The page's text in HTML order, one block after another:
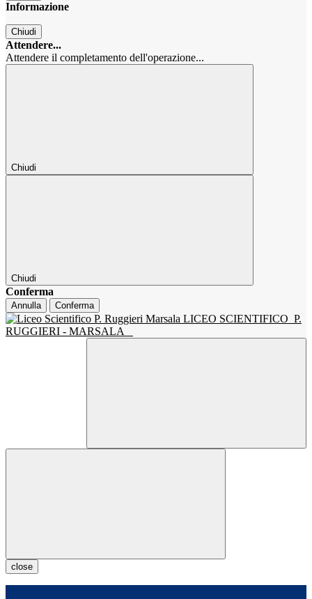
Informazione
Chiudi
Attendere...
Attendere il completamento dell'operazione...
Chiudi
Chiudi
Conferma
Annulla Conferma
LICEO SCIENTIFICO P.
RUGGIERI - MARSALA
close